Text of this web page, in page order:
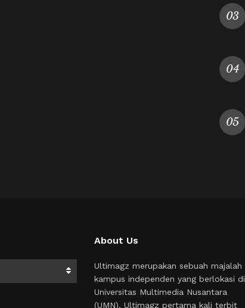
About Us
Ultimagz merupakan sebuah majalah
kampus independen yang berlokasi di
Universitas Multimedia Nusantara
(UMN). Ultimagz pertama kali terbit